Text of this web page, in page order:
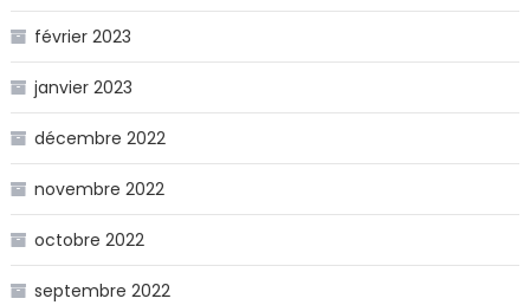
février 2023
janvier 2023
décembre 2022
novembre 2022
octobre 2022
septembre 2022